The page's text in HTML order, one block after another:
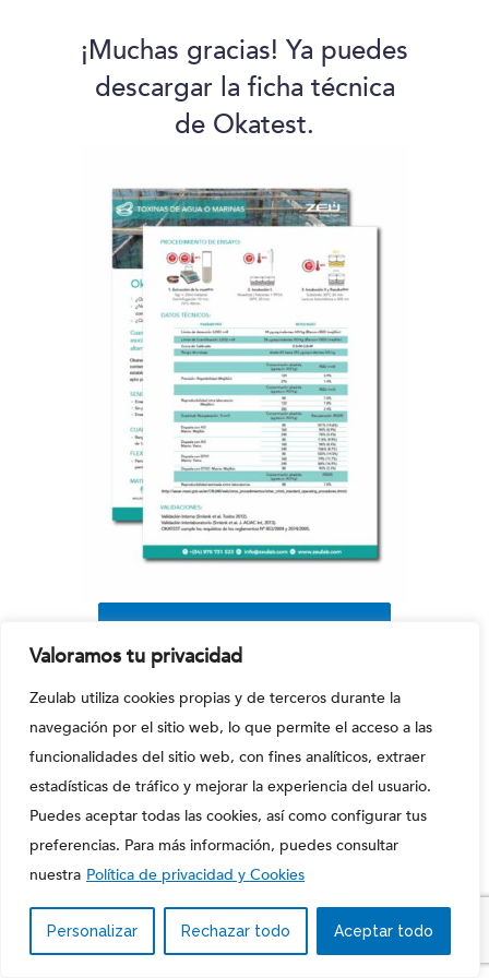
Valoramos tu privacidad
Zeulab utiliza cookies propias y de terceros durante la
navegación por el sitio web, lo que permite el acceso a las
funcionalidades del sitio web, con fines analíticos, extraer
estadísticas de tráfico y mejorar la experiencia del usuario.
Puedes aceptar todas las cookies, así como configurar tus
preferencias. Para más información, puedes consultar
nuestra Política de privacidad y Cookies
Personalizar Rechazar todo Aceptar todo
¡Muchas gracias! Ya puedes
descargar la ficha técnica
de Okatest.
INICIO
ES EN FR